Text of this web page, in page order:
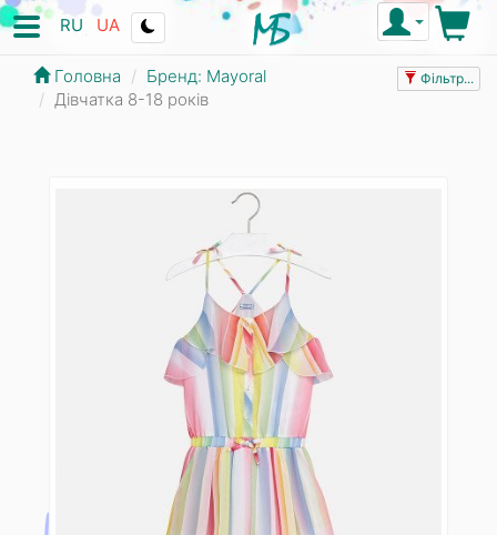
RU UA
Фільтр...
Головна
Бренд: Mayoral
Дівчатка 8-18 років